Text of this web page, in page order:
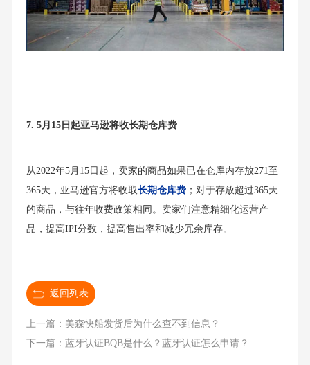
7. 5月15日起亚马逊将收长期仓库费
从2022年5月15日起，卖家的商品如果已在仓库内存放271至
365天，亚马逊官方将收取长期仓库费；对于存放超过365天
的商品，与往年收费政策相同。卖家们注意精细化运营产
品，提高IPI分数，提高售出率和减少冗余库存。
返回列表
上一篇：美森快船发货后为什么查不到信息？
下一篇：蓝牙认证BQB是什么？蓝牙认证怎么申请？